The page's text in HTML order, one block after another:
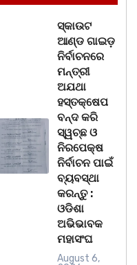
ସ୍କାଉଟ
ଆଣ୍ଡ ଗାଇଡ଼
ନିର୍ବାଚନରେ
ମନ୍ତ୍ରୀ
ଅଯଥା
ହସ୍ତକ୍ଷେପ
ବନ୍ଦ କରି
ସ୍ୱଚ୍ଛ ଓ
ନିରପେକ୍ଷ
ନିର୍ବାଚନ ପାଇଁ
ବ୍ୟବସ୍ଥା
କରନ୍ତୁ :
ଓଡିଶା
ଅଭିଭାବକ
ମହାସଂଘ
August 6,